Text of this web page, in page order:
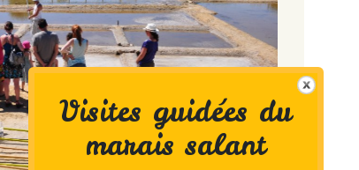
Visites guidées du
marais salant